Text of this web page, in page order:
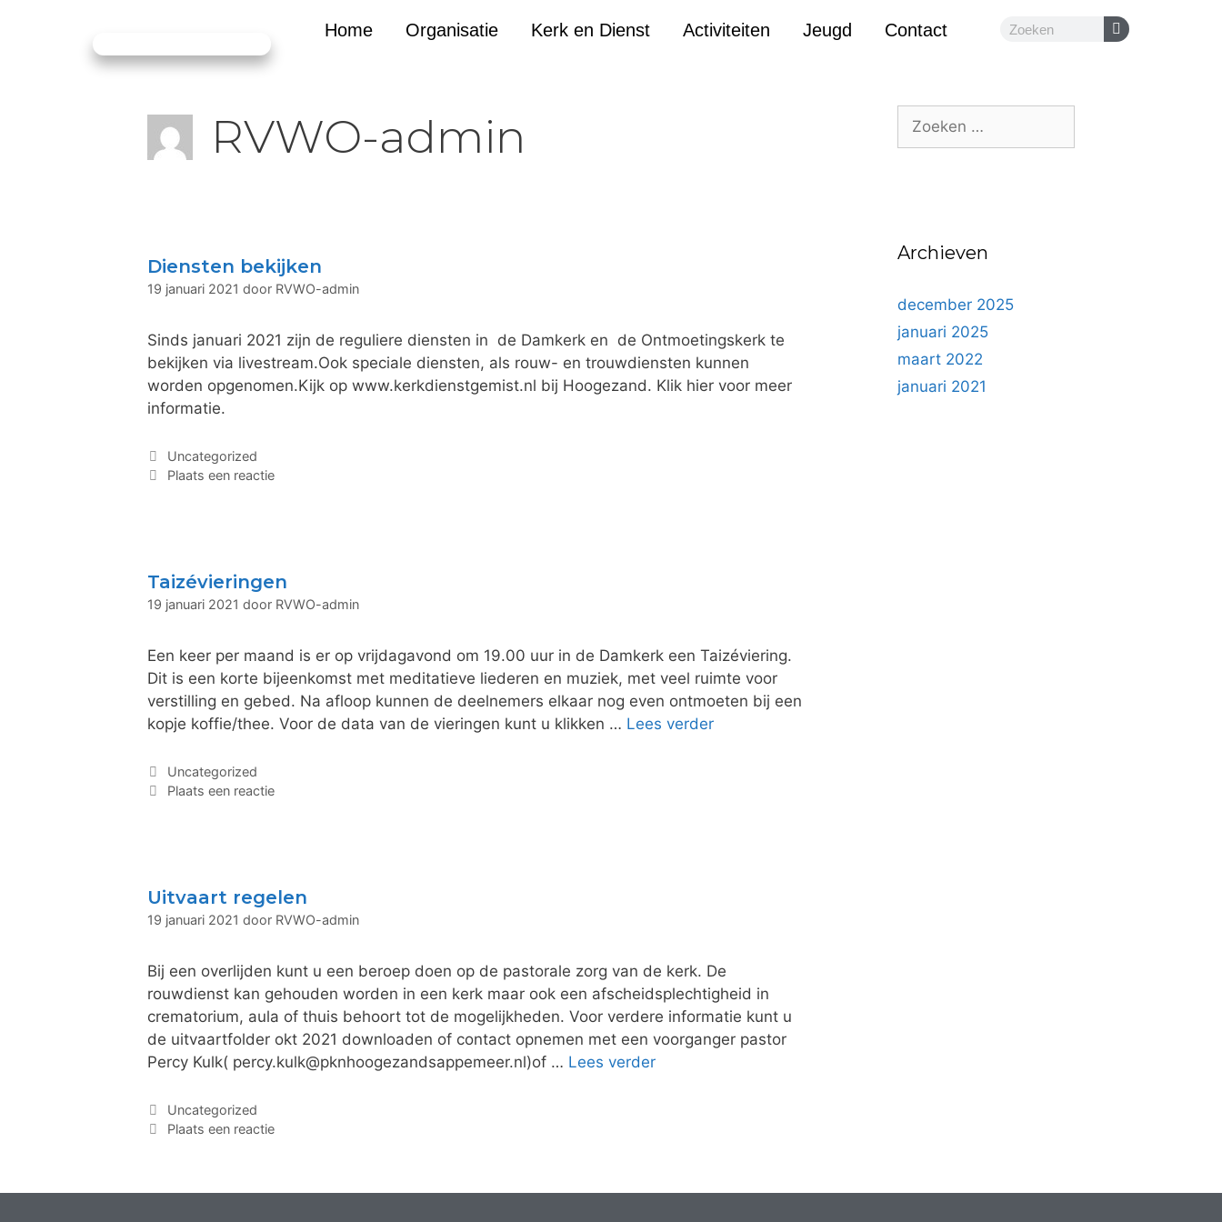
Home Organisatie Kerk en Dienst Activiteiten Jeugd Contact
RVWO-admin
Diensten bekijken
19 januari 2021 door RVWO-admin
Sinds januari 2021 zijn de reguliere diensten in de Damkerk en de Ontmoetingskerk te
bekijken via livestream.Ook speciale diensten, als rouw- en trouwdiensten kunnen
worden opgenomen.Kijk op www.kerkdienstgemist.nl bij Hoogezand. Klik hier voor meer
informatie.
Uncategorized
Plaats een reactie
Taizévieringen
19 januari 2021 door RVWO-admin
Een keer per maand is er op vrijdagavond om 19.00 uur in de Damkerk een Taizéviering.
Dit is een korte bijeenkomst met meditatieve liederen en muziek, met veel ruimte voor
verstilling en gebed. Na afloop kunnen de deelnemers elkaar nog even ontmoeten bij een
kopje koffie/thee. Voor de data van de vieringen kunt u klikken … Lees verder
Uncategorized
Plaats een reactie
Uitvaart regelen
19 januari 2021 door RVWO-admin
Bij een overlijden kunt u een beroep doen op de pastorale zorg van de kerk. De
rouwdienst kan gehouden worden in een kerk maar ook een afscheidsplechtigheid in
crematorium, aula of thuis behoort tot de mogelijkheden. Voor verdere informatie kunt u
de uitvaartfolder okt 2021 downloaden of contact opnemen met een voorganger pastor
Percy Kulk( percy.kulk@pknhoogezandsappemeer.nl)of … Lees verder
Uncategorized
Plaats een reactie
Archieven
december 2025
januari 2025
maart 2022
januari 2021